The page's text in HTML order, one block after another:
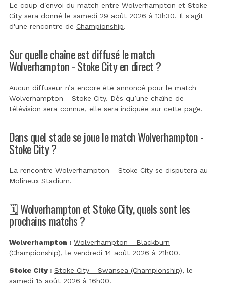
Le coup d'envoi du match entre Wolverhampton et Stoke
City sera donné le samedi 29 août 2026 à 13h30. Il s'agit
d'une rencontre de Championship.
Sur quelle chaîne est diffusé le match
Wolverhampton - Stoke City en direct ?
Aucun diffuseur n’a encore été annoncé pour le match
Wolverhampton - Stoke City. Dès qu’une chaîne de
télévision sera connue, elle sera indiquée sur cette page.
Dans quel stade se joue le match Wolverhampton -
Stoke City ?
La rencontre Wolverhampton - Stoke City se disputera au
Molineux Stadium.
🗓️ Wolverhampton et Stoke City, quels sont les
prochains matchs ?
Wolverhampton : Wolverhampton - Blackburn
(Championship), le vendredi 14 août 2026 à 21h00.
Stoke City : Stoke City - Swansea (Championship), le
samedi 15 août 2026 à 16h00.